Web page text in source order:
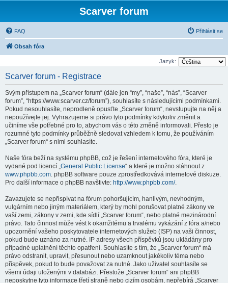
Scarver forum
FAQ Přihlásit se
Obsah fóra
Jazyk:
Scarver forum - Registrace
Svým přístupem na „Scarver forum“ (dále jen “my”, “naše”, “nás”, “Scarver
forum”, “https://www.scarver.cz/forum”), souhlasíte s následujícími podmínkami.
Pokud nesouhlasíte, neprodleně opusťte „Scarver forum“, nevstupujte na něj a
nepoužívejte jej. Vyhrazujeme si právo tyto podmínky kdykoliv změnit a
učiníme vše potřebné pro to, abychom vás o této změně informovali. Přesto je
rozumné tyto podmínky průběžně sledovat vzhledem k tomu, že používáním
„Scarver forum“ s nimi souhlasíte.
Naše fóra beží na systému phpBB, což je řešení internetového fóra, které je
vydané pod licencí „General Public License“ a které je možno stáhnout z
www.phpbb.com. phpBB software pouze zprostředkovává internetové diskuze.
Pro další informace o phpBB navštivte: http://www.phpbb.com/.
Zavazujete se nepřispívat na fórum pohoršujícím, hanlivým, nevhodným,
vulgárním nebo jiným materiálem, který by mohl porušovat platné zákony ve
vaší zemi, zákony v zemi, kde sídlí „Scarver forum“, nebo platné mezinárodní
právo. Tato činnost může vést k okamžitému a trvalému vykázání z fóra a/nebo
upozornění vašeho poskytovatele internetových služeb (ISP) na vaši činnost,
pokud bude uznáno za nutné. IP adresy všech příspěvků jsou ukládány pro
případné uplatnění těchto opatření. Souhlasíte s tím, že „Scarver forum“ má
právo odstranit, upravit, přesunout nebo uzamknout jakékoliv téma nebo
příspěvek, pokud to bude považovat za nutné. Jako uživatel souhlasíte se
všemi údaji uloženými v databázi. Přestože „Scarver forum“ ani phpBB
neposkytne tyto informace třetí straně nebo cizím osobám, nepřebírá „Scarver